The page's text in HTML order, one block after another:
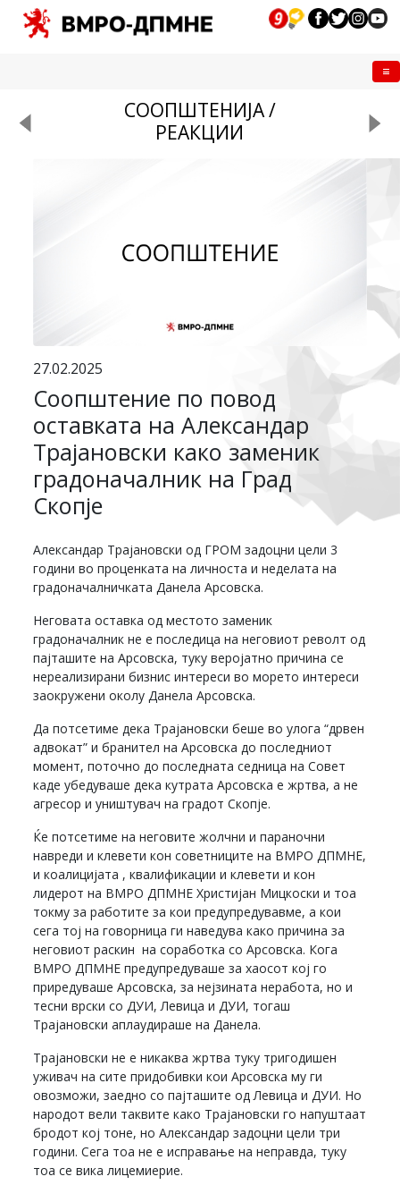
СООПШТЕНИЈА /
РЕАКЦИИ
27.02.2025
Соопштение по повод
оставката на Александар
Трајановски како заменик
градоначалник на Град
Скопје
Александар Трајановски од ГРОМ задоцни цели 3
години во проценката на личноста и неделата на
градоначалничката Данела Арсовска.
Неговата оставка од местото заменик
градоначалник не е последица на неговиот револт од
пајташите на Арсовска, туку веројатно причина се
нереализирани бизнис интереси во морето интереси
заокружени околу Данела Арсовска.
Да потсетиме дека Трајановски беше во улога “дрвен
адвокат” и бранител на Арсовска до последниот
момент, поточно до последната седница на Совет
каде убедуваше дека кутрата Арсовска е жртва, а не
агресор и уништувач на градот Скопје.
Ќе потсетиме на неговите жолчни и параночни
навреди и клевети кон советниците на ВМРО ДПМНЕ,
и коалицијата , квалификации и клевети и кон
лидерот на ВМРО ДПМНЕ Христијан Мицкоски и тоа
токму за работите за кои предупредувавме, а кои
сега тој на говорница ги наведува како причина за
неговиот раскин на соработка со Арсовска. Кога
ВМРО ДПМНЕ предупредуваше за хаосот кој го
приредуваше Арсовска, за нејзината неработа, но и
тесни врски со ДУИ, Левица и ДУИ, тогаш
Трајановски аплаудираше на Данела.
Трајановски не е никаква жртва туку тригодишен
уживач на сите придобивки кои Арсовска му ги
овозможи, заедно со пајташите од Левица и ДУИ. Но
народот вели таквите како Трајановски го напуштаат
бродот кој тоне, но Александар задоцни цели три
години. Сега тоа не е исправање на неправда, туку
тоа се вика лицемиерие.